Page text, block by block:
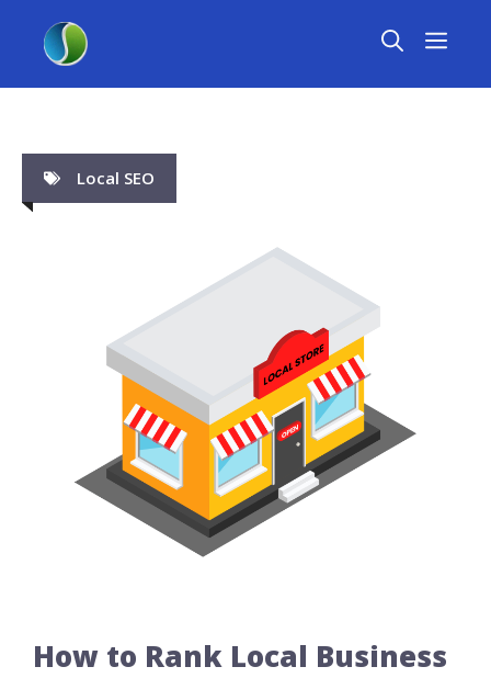
content
MENU
Local SEO
How to Rank Local Business